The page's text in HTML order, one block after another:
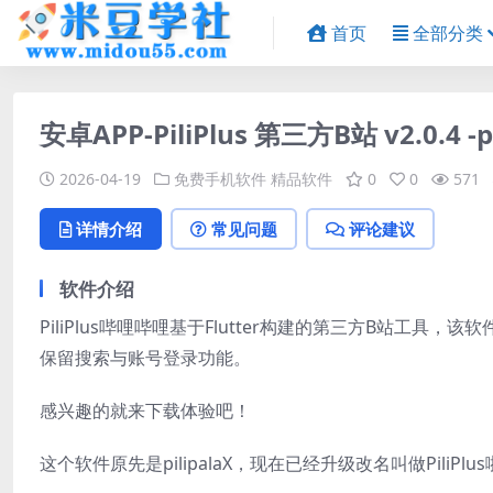
首页 全部分类
安卓APP-PiliPlus 第三方B站 v2.0.4 -
2026-04-19 免费手机软件 精品软件 0 0 571
详情介绍 常见问题 评论建议
软件介绍
PiliPlus哔哩哔哩基于Flutter构建的第三方B站工具，该
保留搜索与账号登录功能。
感兴趣的就来下载体验吧！
这个软件原先是pilipalaX，现在已经升级改名叫做PiliPlus